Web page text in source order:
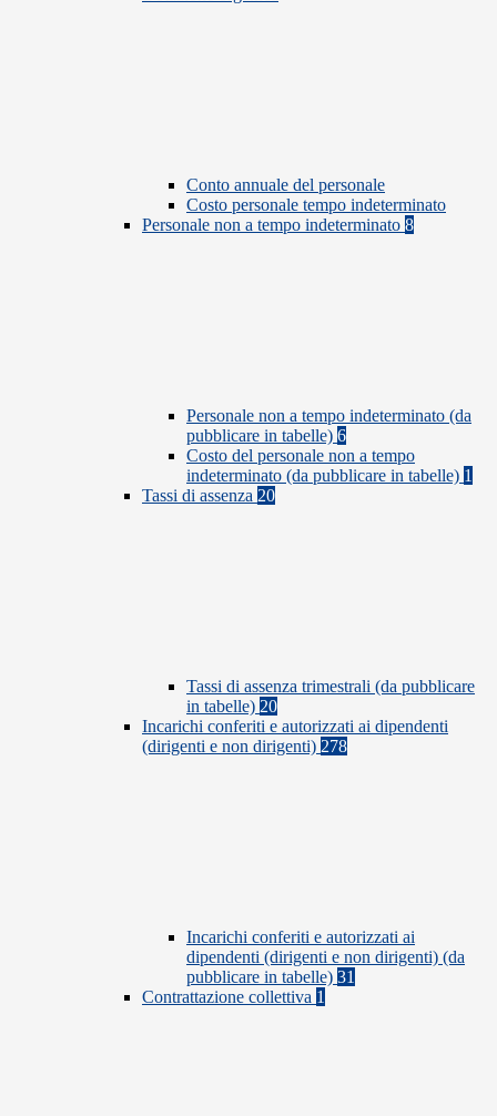
Conto annuale del personale
Costo personale tempo indeterminato
Personale non a tempo indeterminato 8
Personale non a tempo indeterminato (da
pubblicare in tabelle) 6
Costo del personale non a tempo
indeterminato (da pubblicare in tabelle) 1
Tassi di assenza 20
Tassi di assenza trimestrali (da pubblicare
in tabelle) 20
Incarichi conferiti e autorizzati ai dipendenti
(dirigenti e non dirigenti) 278
Incarichi conferiti e autorizzati ai
dipendenti (dirigenti e non dirigenti) (da
pubblicare in tabelle) 31
Contrattazione collettiva 1